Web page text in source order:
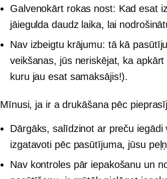
Galvenokārt rokas nost: Kad esat
jāiegulda daudz laika, lai
Nav izbeigtu krājumu: tā kā
veikšanas, jūs neriskējat, ka
kuru jau esat samaksājis!).
Mīnusi, ja ir adrukāšana pēc
Dārgāks, salīdzinot ar preču
izgatavoti pēc pasūtījuma, jūsu
Nav kontroles pār iepakošanu un